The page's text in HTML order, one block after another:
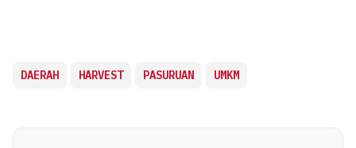
DAERAH HARVEST PASURUAN UMKM